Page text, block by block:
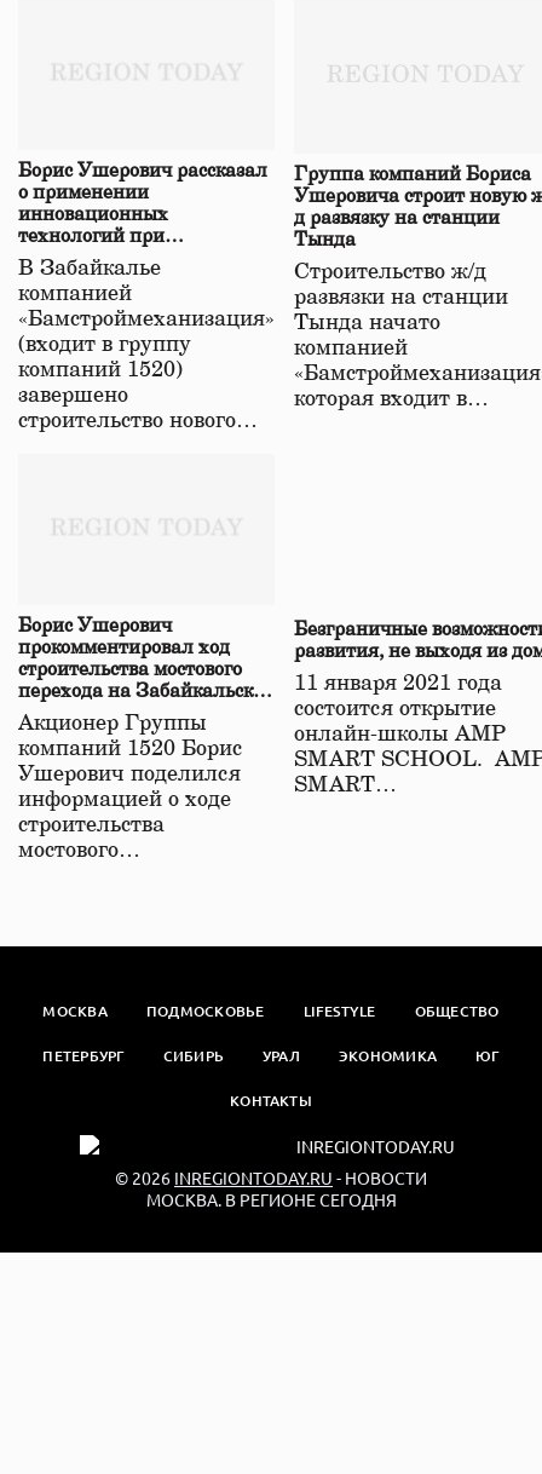
Борис Ушерович рассказал
о применении
инновационных
технологий при
строительстве нового моста
в Забайкалье
В Забайкалье
компанией
«Бамстроймеханизация»
(входит в группу
компаний 1520)
завершено
строительство нового…
Группа компаний Бориса
Ушеровича строит новую
д развязку на станции
Тында
Строительство ж/д
развязки на станции
Тында начато
компанией
которая входит в…
Борис Ушерович
прокомментировал ход
строительства мостового
перехода на Забайкальской
железной дороге
Акционер Группы
компаний 1520 Борис
Ушерович поделился
информацией о ходе
строительства
мостового…
Безграничные
развития, не выходя из
11 января 2021 года
состоится открытие
онлайн-школы АМР
SMART SCHOOL.
SMART…
МОСКВА ПОДМОСКОВЬЕ LIFESTYLE ОБЩЕСТВО
ПЕТЕРБУРГ СИБИРЬ УРАЛ ЭКОНОМИКА ЮГ
КОНТАКТЫ
© 2026 INREGIONTODAY.RU - НОВОСТИ
МОСКВА. В РЕГИОНЕ СЕГОДНЯ